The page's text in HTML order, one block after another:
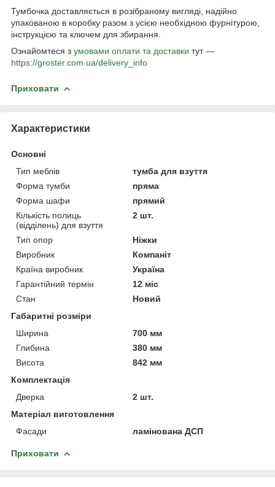
Тумбочка доставляється в розібраному вигляді, надійно
упакованою в коробку разом з усією необхідною фурнітурою,
інструкцією та ключем для збирання.
Ознайомтеся з умовами оплати та доставки тут —
https://groster.com.ua/delivery_info
Приховати
Характеристики
Основні
Тип меблів
тумба для взуття
Форма тумби
пряма
Форма шафи
прямий
Кількість полиць
(відділень) для взуття
2 шт.
Тип опор
Ніжки
Виробник
Компаніт
Країна виробник
Україна
Гарантійний термін
12 міс
Стан
Новий
Габаритні розміри
Ширина
700 мм
Глибина
380 мм
Висота
842 мм
Комплектація
Дверка
2 шт.
Матеріал виготовлення
Фасади
ламінована ДСП
Приховати